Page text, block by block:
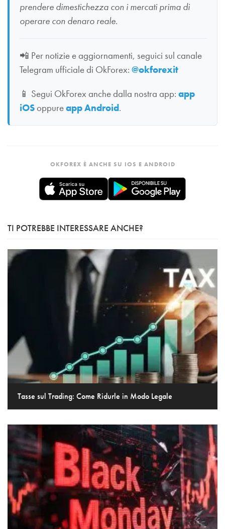
prendere dimestichezza con i mercati prima di
operare con denaro reale.
📲 Per notizie e aggiornamenti, seguici sul canale
Telegram ufficiale di OkForex: @okforexit
📱 Segui OkForex anche dalla nostra app: app
iOSoppureapp Android.
OKFOREX È ANCHE SU IOS E ANDROID
TI POTREBBE INTERESSARE ANCHE?
Tasse sul Trading: Come Ridurle in Modo Legale